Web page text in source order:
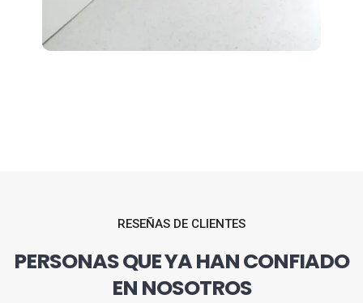
RESEÑAS DE CLIENTES
PERSONAS QUE YA HAN CONFIADO
EN NOSOTROS